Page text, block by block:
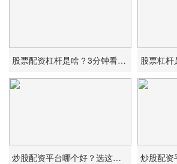
股票配资杠杆是啥？3分钟看懂放大收益和风险
炒股配资平台哪个好？选这三家实盘合规最稳